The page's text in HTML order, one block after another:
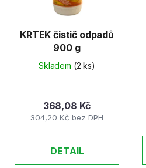
KRTEK čistič odpadů
900 g
Skladem (2 ks)
304,20 Kč bez DPH
368,08 Kč
DETAIL